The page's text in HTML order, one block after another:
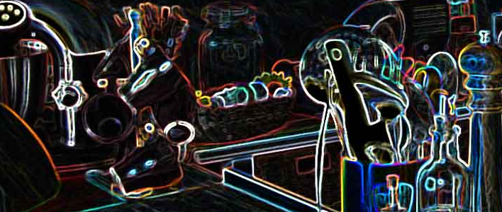
Tarte à la pralinoise et aux
noisettes
Colombo de crevettes au lait
de coco Tarte aux pommes, au miel et
aux amandes
2